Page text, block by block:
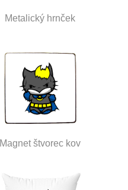
Metalický hrnček
Magnet štvorec kov